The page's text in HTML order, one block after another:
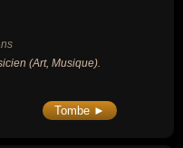
(Art, Musique).
Tombe ►